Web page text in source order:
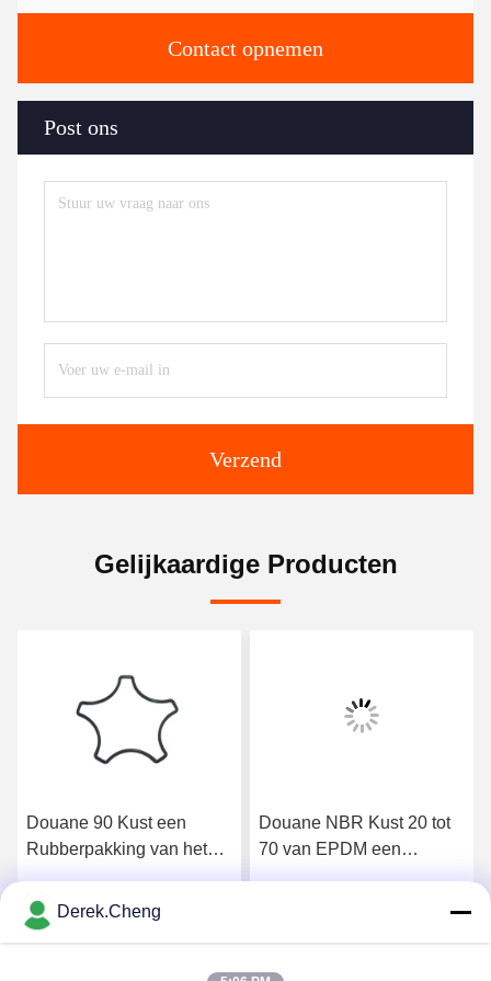
Contact opnemen
Post ons
Verzend
Gelijkaardige Producten
Douane 90 Kust een
Rubberpakking van het
Silicone
Krijg Beste Prijs
Douane NBR Kust 20 tot
70 van EPDM een
Derek.Cheng